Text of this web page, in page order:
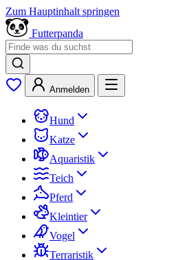
Zum Hauptinhalt springen
Futterpanda
Anmelden
Hund
Katze
Aquaristik
Teich
Pferd
Kleintier
Vogel
Terraristik